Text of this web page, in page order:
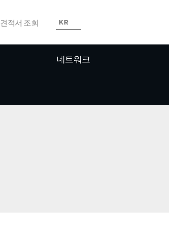
견적서 조회 KR
네트워크